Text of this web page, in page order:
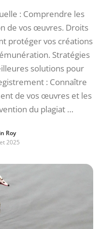
: Comprendre les
de vos œuvres. Droits
protéger vos créations
Stratégies
solutions pour
: Connaître
de vos œuvres et les
du plagiat …
Roy
2025